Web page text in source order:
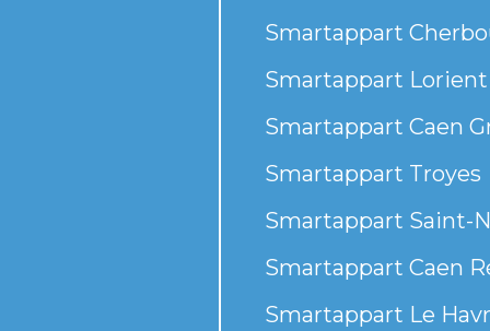
Smartappart
Smartappart Lorient
Smartappart Caen
Smartappart Troyes
Smartappart Saint-
Smartappart Caen
Smartappart Le